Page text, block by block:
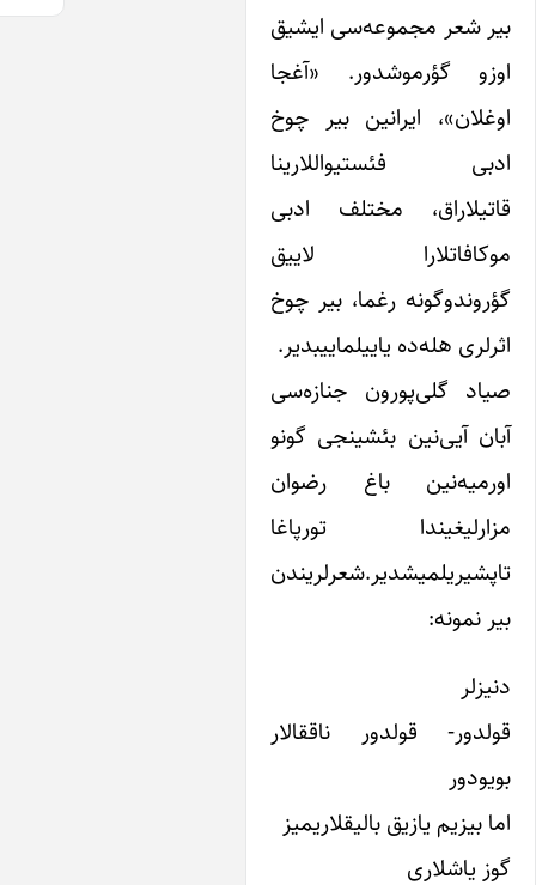
مجموعه‌سی ایشیق
گؤرموشدور. «آغجا
ایرانین بیر چوخ
فئستیواللارینا
مختلف ادبی
لاییق
رغما، بیر چوخ
هله‌ده یاییلماییبدیر.
گلی‌پورون جنازه‌سی
آیی‌نین بئشینجی گونو
باغ رضوان
تورپاغا
قولدور ناققالار
یازیق بالیقلاریمیز